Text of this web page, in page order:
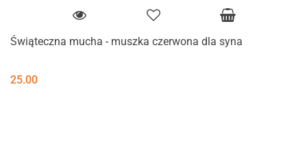
Świąteczna mucha - muszka czerwona dla syna
25.00